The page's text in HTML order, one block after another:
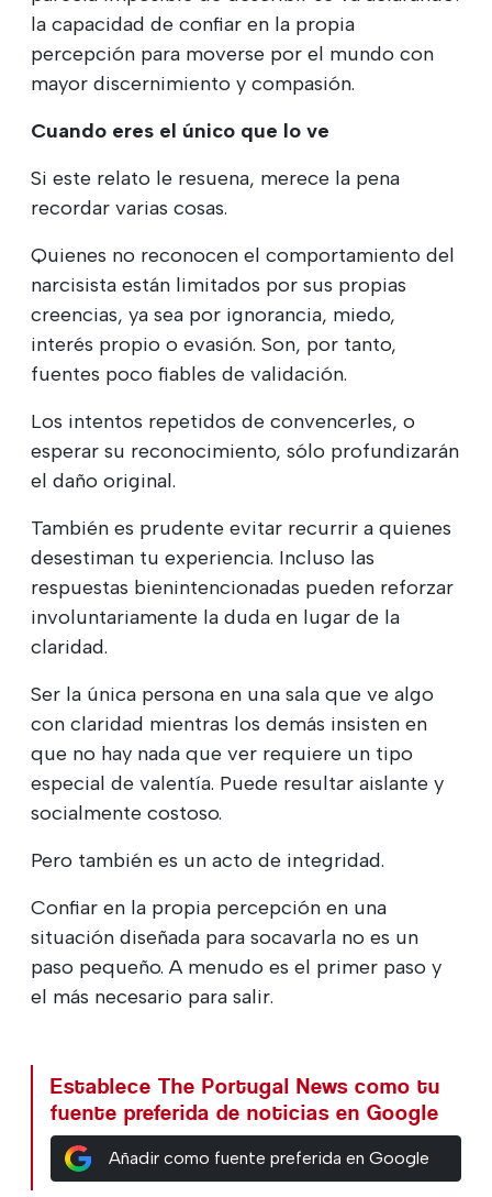
la capacidad de confiar en la propia
percepción para moverse por el mundo con
mayor discernimiento y compasión.
Cuando eres el único que lo ve
Si este relato le resuena, merece la pena
recordar varias cosas.
Quienes no reconocen el comportamiento del
narcisista están limitados por sus propias
creencias, ya sea por ignorancia, miedo,
interés propio o evasión. Son, por tanto,
fuentes poco fiables de validación.
Los intentos repetidos de convencerles, o
esperar su reconocimiento, sólo profundizarán
el daño original.
También es prudente evitar recurrir a quienes
desestiman tu experiencia. Incluso las
respuestas bienintencionadas pueden reforzar
involuntariamente la duda en lugar de la
claridad.
Ser la única persona en una sala que ve algo
con claridad mientras los demás insisten en
que no hay nada que ver requiere un tipo
especial de valentía. Puede resultar aislante y
socialmente costoso.
Pero también es un acto de integridad.
Confiar en la propia percepción en una
situación diseñada para socavarla no es un
paso pequeño. A menudo es el primer paso y
el más necesario para salir.
Establece The Portugal News como tu
fuente preferida de noticias en Google
Añadir como fuente preferida en Google